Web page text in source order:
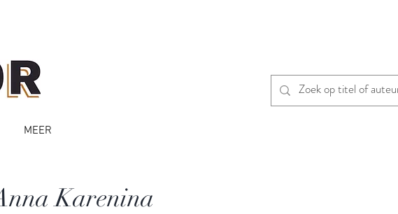
MEER
Karenina